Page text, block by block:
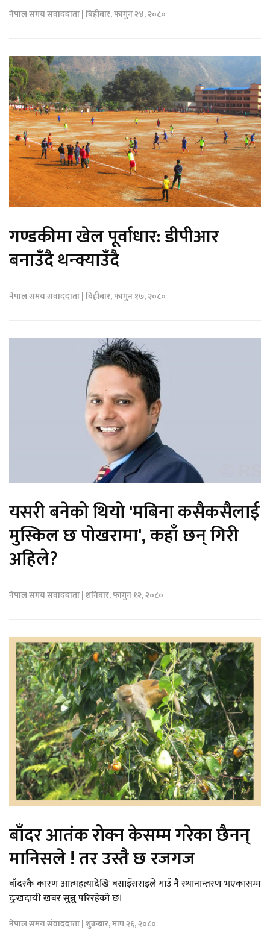
नेपाल समय संवाददाता | बिहीबार, फागुन २४, २०८०
गण्डकीमा खेल पूर्वाधार: डीपीआर
बनाउँदै थन्क्याउँदै
नेपाल समय संवाददाता | बिहीबार, फागुन १७, २०८०
यसरी बनेको थियो 'मबिना कसैकसैलाई
मुस्किल छ पोखरामा', कहाँ छन् गिरी
अहिले?
नेपाल समय संवाददाता | शनिबार, फागुन १२, २०८०
बाँदर आतंक रोक्न केसम्म गरेका छैनन्
मानिसले ! तर उस्तै छ रजगज
बाँदरकै कारण आत्महत्यादेखि बसाइँसराइले गाउँ नै स्थानान्तरण भएकासम्म
दुःखदायी खबर सुन्नु परिरहेको छ।
नेपाल समय संवाददाता | शुक्रबार, माघ २६, २०८०